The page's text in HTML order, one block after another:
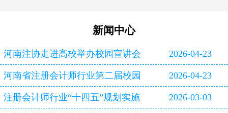
新闻中心
河南注协走进高校举办校园宣讲会 2026-04-23
河南省注册会计师行业第二届校园
双选会即将启幕
2026-04-23
注册会计师行业“十四五”规划实施 2026-03-03